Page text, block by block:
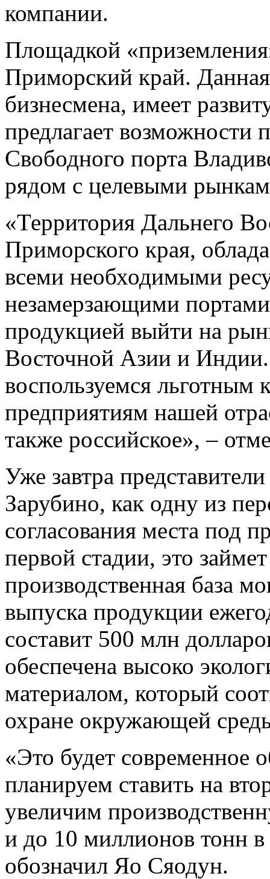
компании.
Площадкой
Приморский край.
бизнесмена, имеет
предлагает
Свободного порта
рядом с целевыми
«Территория Дальнего
Приморского края,
всеми необходимыми
незамерзающими
продукцией выйти на
Восточной Азии и
воспользуемся льготным
предприятиям нашей
также российское», –
Уже завтра
Зарубино, как одну из
согласования места под
первой стадии, это
производственная база
выпуска продукции
составит 500 млн
обеспечена высоко
материалом, который
охране окружающей
«Это будет современное
планируем ставить на
увеличим
и до 10 миллионов тонн в
обозначил Яо Сяодун.